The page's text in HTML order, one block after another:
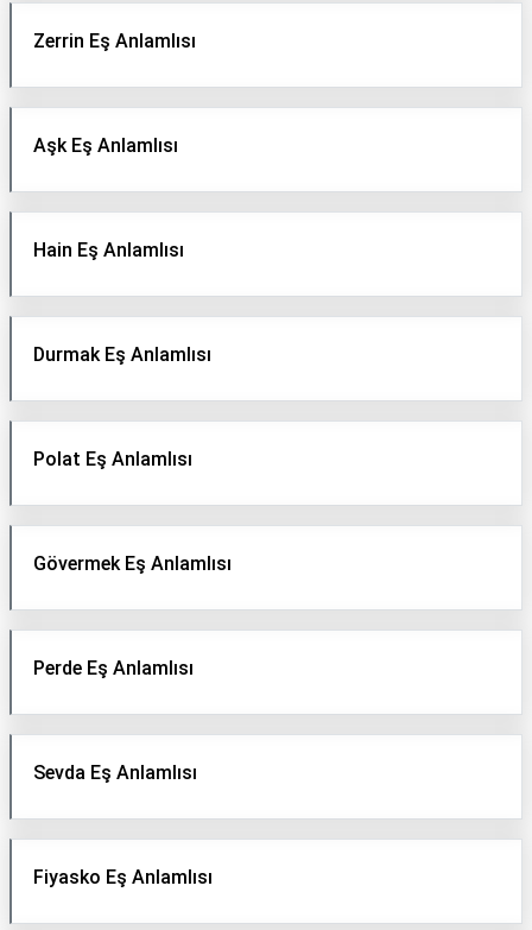
Zerrin Eş Anlamlısı
Aşk Eş Anlamlısı
Hain Eş Anlamlısı
Durmak Eş Anlamlısı
Polat Eş Anlamlısı
Gövermek Eş Anlamlısı
Perde Eş Anlamlısı
Sevda Eş Anlamlısı
Fiyasko Eş Anlamlısı